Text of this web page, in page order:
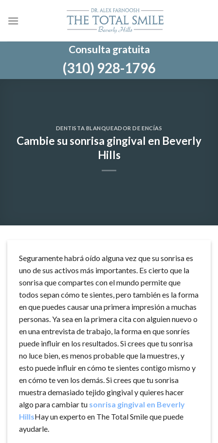
Consulta gratuita
(310) 928-1796
DENTISTA BLANQUEADOR DE ENCÍAS
Cambie su sonrisa gingival en Beverly
Hills
Seguramente habrá oído alguna vez que su sonrisa es
uno de sus activos más importantes. Es cierto que la
sonrisa que compartes con el mundo permite que
todos sepan cómo te sientes, pero también es la forma
en que puedes causar una primera impresión a muchas
personas. Ya sea en la primera cita con alguien nuevo o
en una entrevista de trabajo, la forma en que sonríes
puede influir en los resultados. Si crees que tu sonrisa
no luce bien, es menos probable que la muestres, y
esto puede influir en cómo te sientes contigo mismo y
en cómo te ven los demás. Si crees que tu sonrisa
muestra demasiado tejido gingival y quieres hacer
algo para cambiar tu sonrisa gingival en Beverly
HillsHay un experto en The Total Smile que puede
ayudarle.